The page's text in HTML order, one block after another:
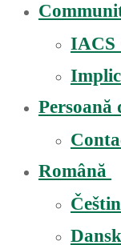
IACS
Persoană
Română
Dansk